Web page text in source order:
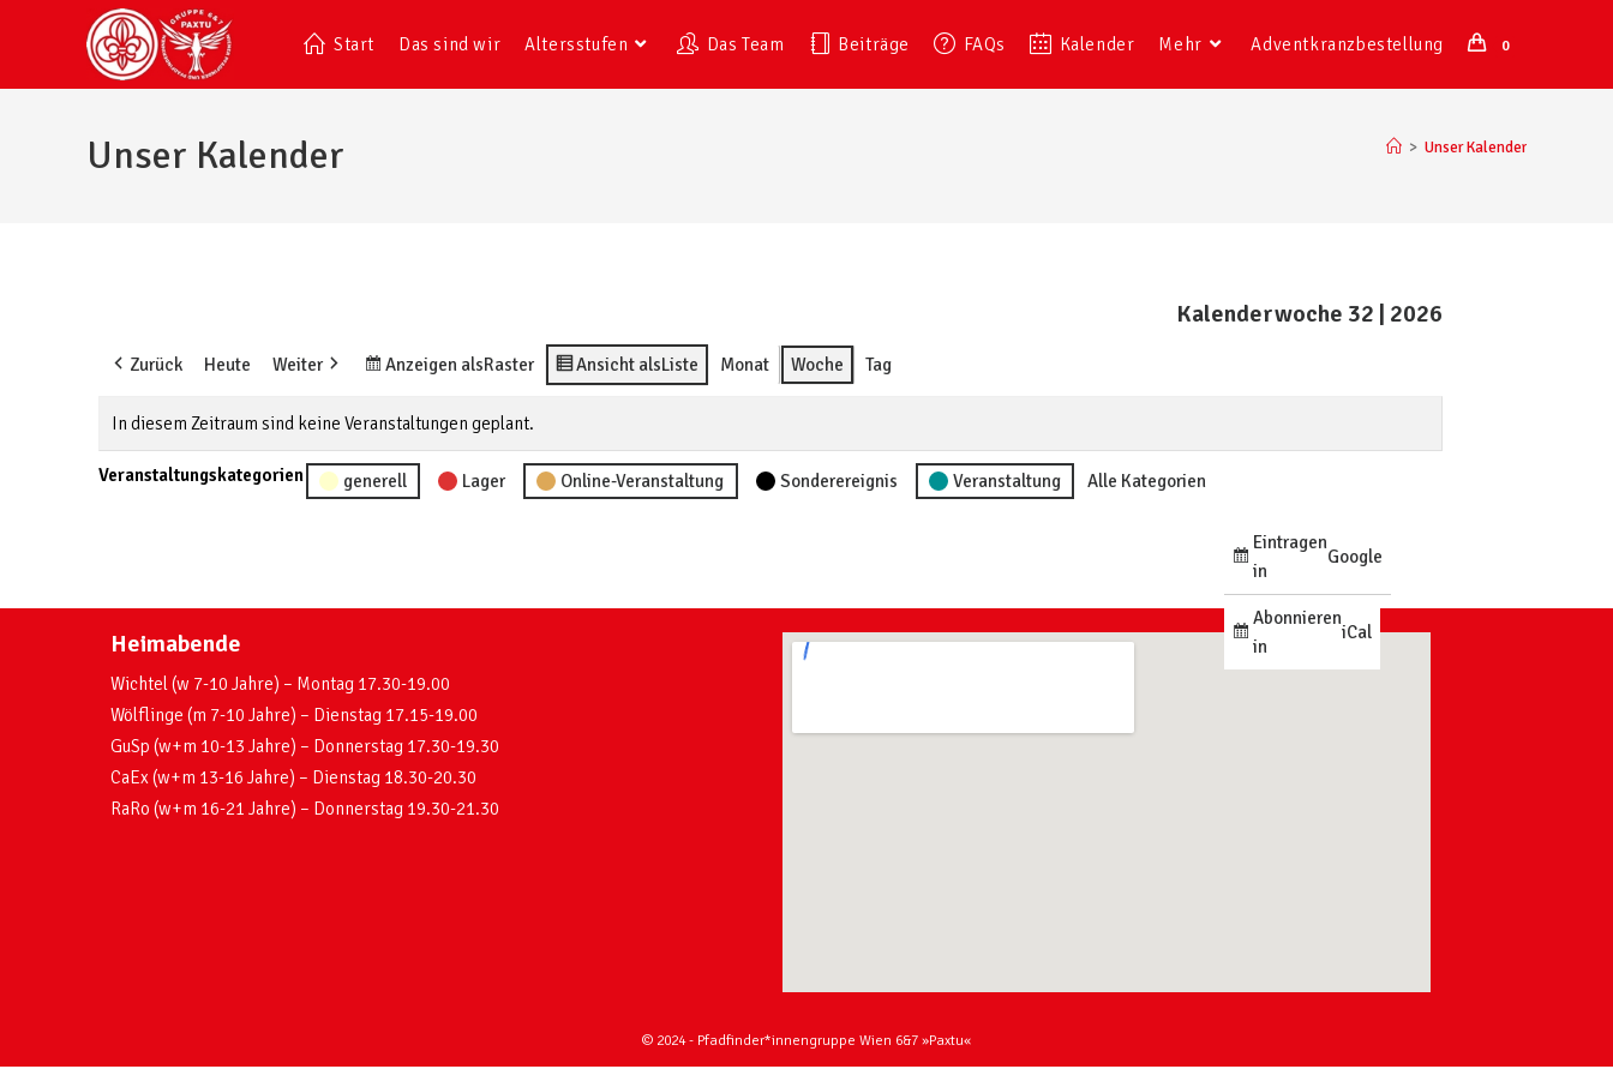
Start Das sind wir Altersstufen Das Team Beiträge FAQs Kalender Mehr Adventkranzbestellung 0
Unser Kalender > Unser Kalender
Kalenderwoche 32 | 2026
Zurück Heute Weiter Anzeigen alsRaster Ansicht alsListe Monat Woche Tag
In diesem Zeitraum sind keine Veranstaltungen geplant.
Veranstaltungskategorien generell Lager Online-Veranstaltung Sonderereignis Veranstaltung Alle Kategorien
Eintragen
in
Google
Abonnieren
in
iCal
Heimabende
Wichtel (w 7-10 Jahre) – Montag 17.30-19.00
Wölflinge (m 7-10 Jahre) – Dienstag 17.15-19.00
GuSp (w+m 10-13 Jahre) – Donnerstag 17.30-19.30
CaEx (w+m 13-16 Jahre) – Dienstag 18.30-20.30
RaRo (w+m 16-21 Jahre) – Donnerstag 19.30-21.30
© 2024 - Pfadfinder*innengruppe Wien 6&7 »Paxtu«